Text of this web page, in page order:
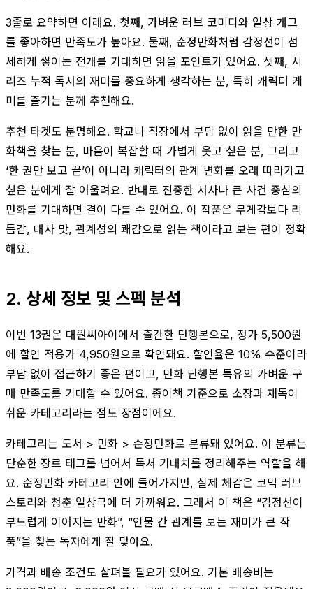
3줄로 요약하면 이래요. 첫째, 가벼운 러브 코미디와 일상 개그
를 좋아하면 만족도가 높아요. 둘째, 순정만화처럼 감정선이 섬
세하게 쌓이는 전개를 기대하면 읽을 포인트가 있어요. 셋째, 시
리즈 누적 독서의 재미를 중요하게 생각하는 분, 특히 캐릭터 케
미를 즐기는 분께 추천해요.
추천 타겟도 분명해요. 학교나 직장에서 부담 없이 읽을 만한 만
화책을 찾는 분, 마음이 복잡할 때 가볍게 웃고 싶은 분, 그리고
‘한 권만 보고 끝’이 아니라 캐릭터의 관계 변화를 오래 따라가고
싶은 분에게 잘 어울려요. 반대로 진중한 서사나 큰 사건 중심의
만화를 기대하면 결이 다를 수 있어요. 이 작품은 무게감보다 리
듬감, 대사 맛, 관계성의 쾌감으로 읽는 책이라고 보는 편이 정확
해요.
2. 상세 정보 및 스펙 분석
이번 13권은 대원씨아이에서 출간한 단행본으로, 정가 5,500원
에 할인 적용가 4,950원으로 확인돼요. 할인율은 10% 수준이라
부담 없이 접근하기 좋은 편이고, 만화 단행본 특유의 가벼운 구
매 만족도를 기대할 수 있어요. 종이책 기준으로 소장과 재독이
쉬운 카테고리라는 점도 장점이에요.
카테고리는 도서 > 만화 > 순정만화로 분류돼 있어요. 이 분류는
단순한 장르 태그를 넘어서 독서 기대치를 정리해주는 역할을 해
요. 순정만화 카테고리 안에 들어가지만, 실제 체감은 코믹 러브
스토리와 청춘 일상극에 더 가까워요. 그래서 이 책은 “감정선이
부드럽게 이어지는 만화”, “인물 간 관계를 보는 재미가 큰 작
품”을 찾는 독자에게 잘 맞아요.
가격과 배송 조건도 살펴볼 필요가 있어요. 기본 배송비는